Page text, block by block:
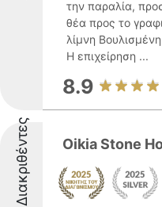
την παραλία,
θέα προς το
λίμνη
Η επιχείρηση ...
8.9
Διακριθέντες Oikia Stone